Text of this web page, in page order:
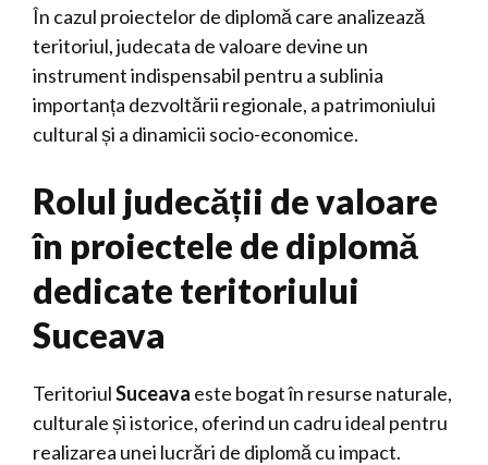
În cazul proiectelor de diplomă care analizează
teritoriul, judecata de valoare devine un
instrument indispensabil pentru a sublinia
importanța dezvoltării regionale, a patrimoniului
cultural și a dinamicii socio-economice.
Rolul judecății de valoare
în proiectele de diplomă
dedicate teritoriului
Suceava
TeritoriulSuceava este bogat în resurse naturale,
culturale și istorice, oferind un cadru ideal pentru
realizarea unei lucrări de diplomă cu impact.